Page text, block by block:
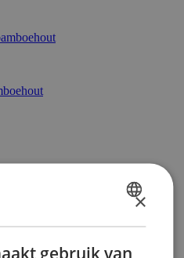
×
gebruik van